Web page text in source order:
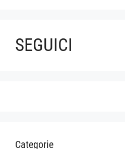
SEGUICI
Categorie